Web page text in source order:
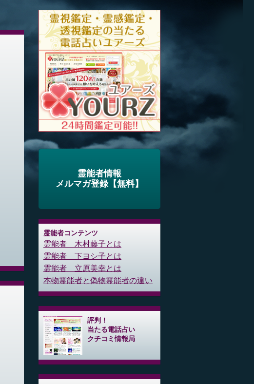
霊能者情報
メルマガ登録【無料】
霊能者コンテンツ
霊能者 木村藤子とは
霊能者 下ヨシ子とは
霊能者 立原美幸とは
本物霊能者と偽物霊能者の違い
評判！
当たる電話占い
クチコミ情報局